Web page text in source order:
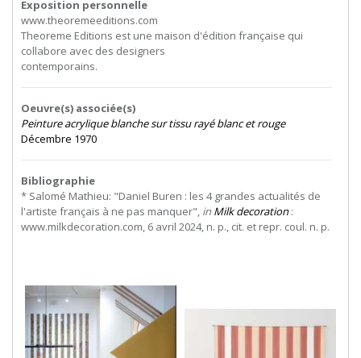
Exposition personnelle
www.theoremeeditions.com
Theoreme Editions est une maison d'édition française qui
collabore avec des designers
contemporains.
Oeuvre(s) associée(s)
Peinture acrylique blanche sur tissu rayé blanc et rouge
Décembre 1970
Bibliographie
* Salomé Mathieu: "Daniel Buren : les 4 grandes actualités de
l'artiste français à ne pas manquer", in Milk decoration:
www.milkdecoration.com, 6 avril 2024, n. p., cit. et repr. coul. n. p.